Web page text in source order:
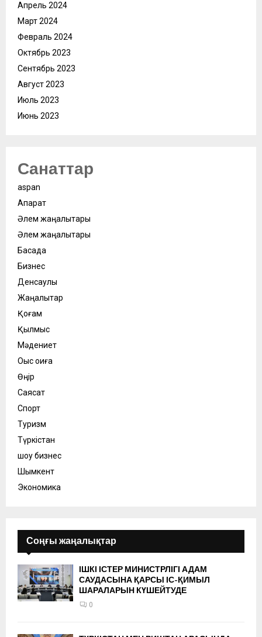
Апрель 2024
Март 2024
Февраль 2024
Октябрь 2023
Сентябрь 2023
Август 2023
Июль 2023
Июнь 2023
Санаттар
aspan
Ақпарат
Әлем жаңалықтары
Әлем жаңалықтары
Басқада
Бизнес
Денсаулық
Жаңалықтар
Қоғам
Қылмыс
Мәдениет
Оқыс оқиға
Өңір
Саясат
Спорт
Туризм
Түркістан
шоу бизнес
Шымкент
Экономика
Соңғы жаңалықтар
ІШКІ ІСТЕР МИНИСТРЛІГІ АДАМ
САУДАСЫНА ҚАРСЫ ІС-ҚИМЫЛ
ШАРАЛАРЫН КҮШЕЙТУДЕ
0